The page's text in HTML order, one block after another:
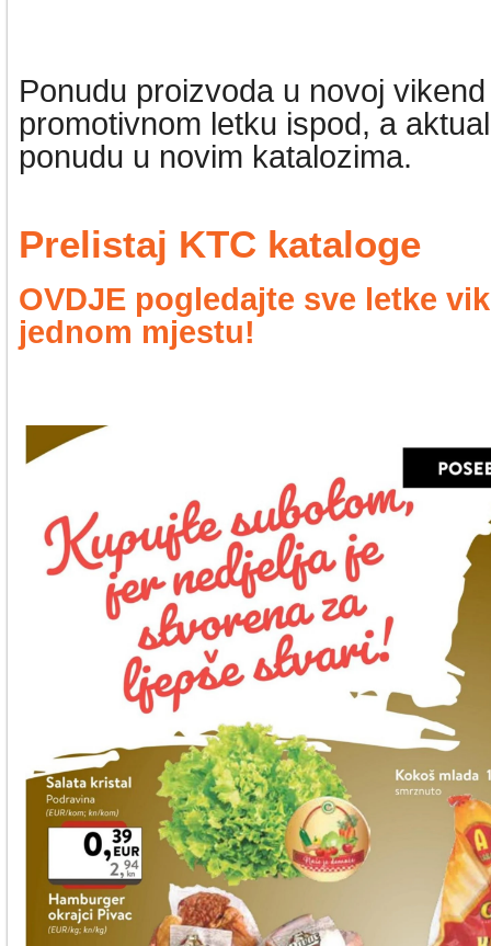
Ponudu proizvoda u novoj
promotivnom letku ispod, a
ponudu u novim katalozima.
Prelistaj KTC kataloge
OVDJE pogledajte sve letke
jednom mjestu!